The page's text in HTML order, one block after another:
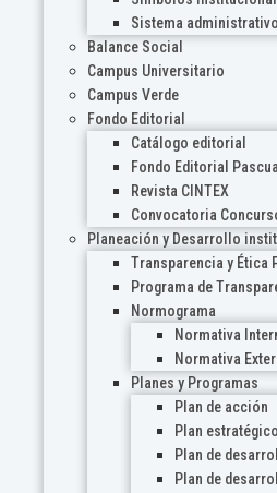
Sistema administrativo
Balance Social
Campus Universitario
Campus Verde
Fondo Editorial
Catálogo editorial
Fondo Editorial
Revista CINTEX
Convocatoria
Planeación y Desarrollo
Transparencia y Ética
Programa de
Normograma
Normativa
Normativa
Planes y Programas
Plan de acción
Plan
Plan de
Plan de